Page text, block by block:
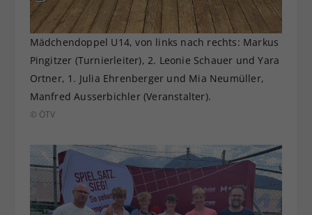
Mädchendoppel U14, von links nach rechts: Markus
Pingitzer (Turnierleiter), 2. Leonie Schauer und Yara
Ortner, 1. Julia Ehrenberger und Mia Neumüller,
Manfred Ausserbichler (Veranstalter).
© ÖTV